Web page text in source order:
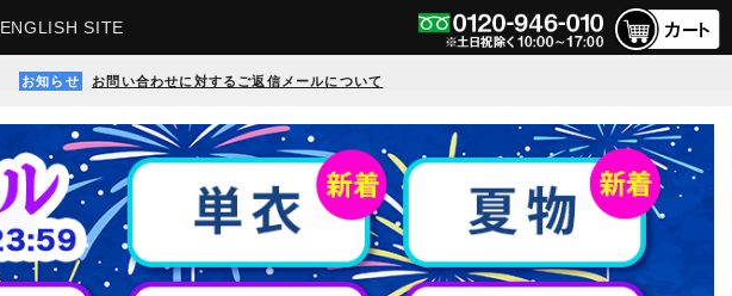
ENGLISH SITE
お知らせ お問い合わせに対するご返信メールについて